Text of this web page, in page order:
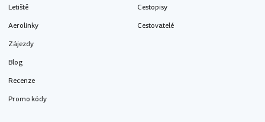
Letiště
Aerolinky
Zájezdy
Blog
Recenze
Promo kódy
Cestopisy
Cestovatelé